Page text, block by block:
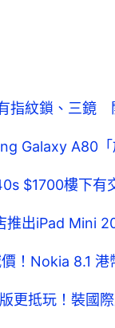
指紋鎖、三鏡
Galaxy A80
$1700樓下有
推出iPad Mini
！Nokia 8.1 港
更抵玩！裝國